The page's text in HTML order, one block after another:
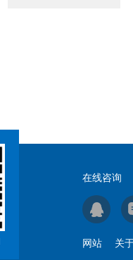
在线咨询
网站 关